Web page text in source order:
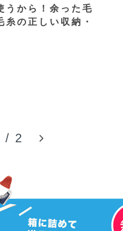
うから！余った毛
糸の正しい収納・
/ 2